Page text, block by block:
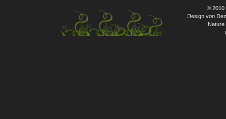
© 2010
Design von
Nature